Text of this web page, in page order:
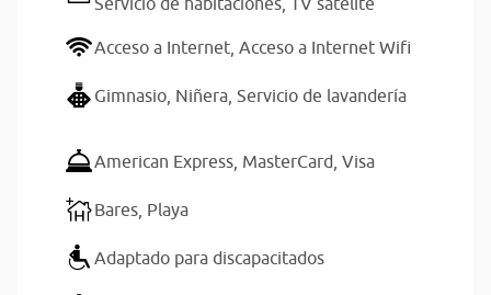
Acceso a Internet, Acceso a Internet Wifi
Gimnasio, Niñera, Servicio de lavandería
American Express, MasterCard, Visa
Bares, Playa
Adaptado para discapacitados